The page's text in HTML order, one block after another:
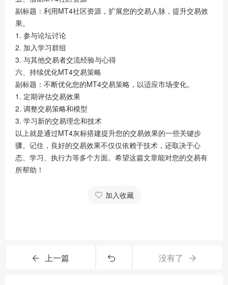
副标题：利用MT4社区资源，扩展您的交易人脉，提升交易效
果。
1. 参与论坛讨论
2. 加入学习群组
3. 与其他交易者交流经验与心得
六、持续优化MT4交易策略
副标题：不断优化您的MT4交易策略，以适应市场变化。
1. 定期评估交易效果
2. 调整交易策略和模型
3. 学习新的交易理念和技术
以上就是通过MT4灰标搭建提升您的交易效果的一些关键步
骤。记住，良好的交易效果不仅仅依赖于技术，还取决于心
态、学习、执行力等多个方面。希望这篇文章能对您的交易有
所帮助！
加入收藏
上一篇 没有了